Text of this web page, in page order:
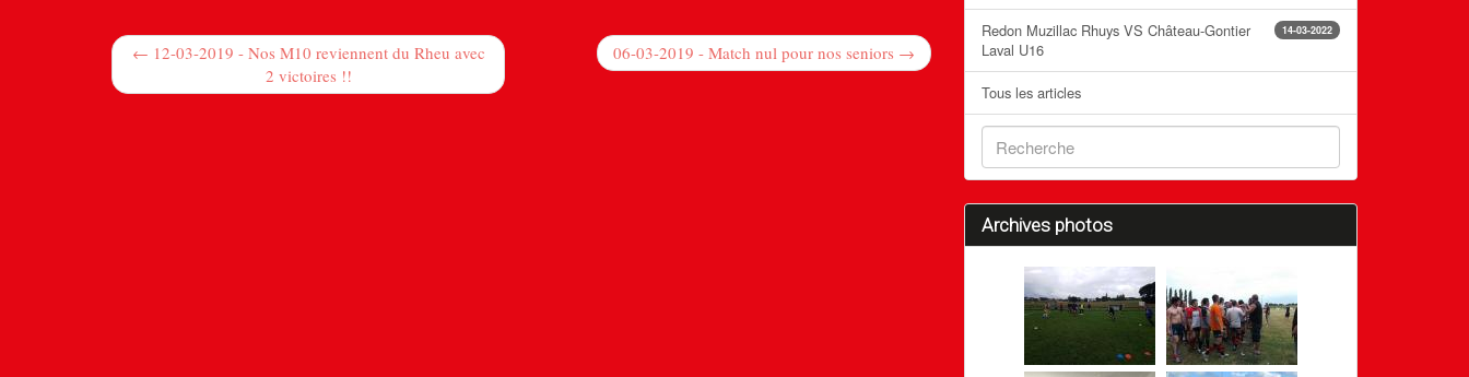
← 12-03-2019 - Nos M10 reviennent du Rheu avec
2 victoires !!
06-03-2019 - Match nul pour nos seniors →
14-03-2022
Redon Muzillac Rhuys VS Château-Gontier
Laval U16
Tous les articles
Archives photos